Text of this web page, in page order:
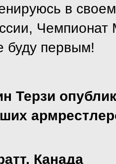
в
буду первым!
Терзи
Канада